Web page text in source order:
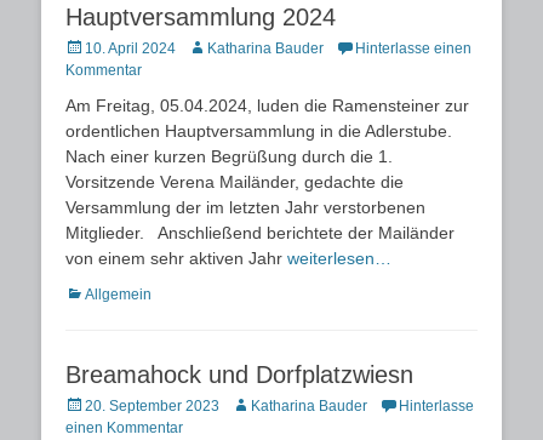
Hauptversammlung 2024
Posted
on
10. April 2024 AutorKatharina Bauder
Hinterlasse einen
Kommentar
Am Freitag, 05.04.2024, luden die Ramensteiner zur
ordentlichen Hauptversammlung in die Adlerstube.
Nach einer kurzen Begrüßung durch die 1.
Vorsitzende Verena Mailänder, gedachte die
Versammlung der im letzten Jahr verstorbenen
Mitglieder. Anschließend berichtete der Mailänder
von einem sehr aktiven Jahr weiterlesen…
Kategorien
Allgemein
Breamahock und Dorfplatzwiesn
Posted
on
20. September 2023 AutorKatharina Bauder
Hinterlasse
einen Kommentar